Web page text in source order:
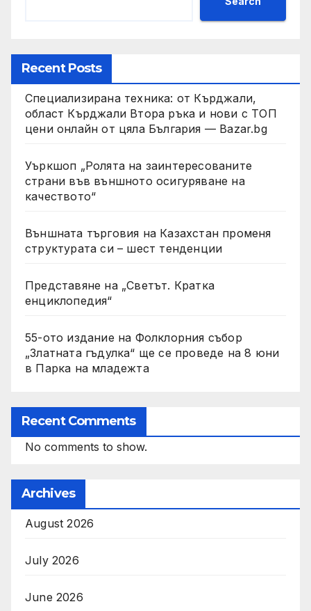
Recent Posts
Специализирана техника: от Кърджали,
област Кърджали Втора ръка и нови с ТОП
цени онлайн от цяла България — Bazar.bg
Уъркшоп „Ролята на заинтересованите
страни във външното осигуряване на
качеството“
Външната търговия на Казахстан променя
структурата си – шест тенденции
Представяне на „Светът. Кратка
енциклопедия“
55-ото издание на Фолклорния събор
„Златната гъдулка“ ще се проведе на 8 юни
в Парка на младежта
Recent Comments
No comments to show.
Archives
August 2026
July 2026
June 2026